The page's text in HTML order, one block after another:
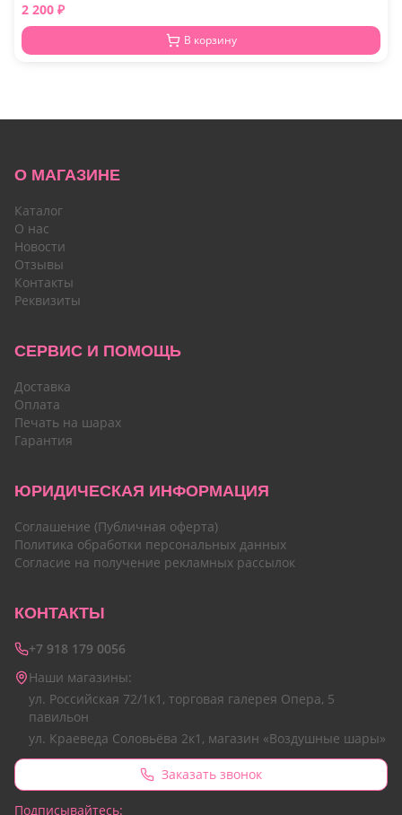
2 200 ₽
В корзину
О МАГАЗИНЕ
Каталог
О нас
Новости
Отзывы
Контакты
Реквизиты
СЕРВИС И ПОМОЩЬ
Доставка
Оплата
Печать на шарах
Гарантия
ЮРИДИЧЕСКАЯ ИНФОРМАЦИЯ
Соглашение (Публичная оферта)
Политика обработки персональных данных
Согласие на получение рекламных рассылок
КОНТАКТЫ
+7 918 179 0056
Наши магазины:
ул. Российская 72/1к1, торговая галерея Опера, 5
павильон
ул. Краеведа Соловьёва 2к1, магазин «Воздушные шары»
Заказать звонок
Подписывайтесь: